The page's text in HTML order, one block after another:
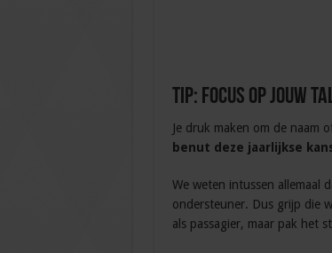
Tip: focus op jouw
Je druk maken om de naam
benut deze jaarlijkse
We weten intussen allemaal
ondersteuner. Dus grijp die
als passagier, maar pak het